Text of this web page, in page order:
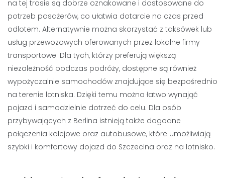
na tej trasie są dobrze oznakowane i dostosowane do
potrzeb pasażerów, co ułatwia dotarcie na czas przed
odlotem. Alternatywnie można skorzystać z taksówek lub
usług przewozowych oferowanych przez lokalne firmy
transportowe. Dla tych, którzy preferują większą
niezależność podczas podróży, dostępne są również
wypożyczalnie samochodów znajdujące się bezpośrednio
na terenie lotniska. Dzięki temu można łatwo wynająć
pojazd i samodzielnie dotrzeć do celu. Dla osób
przybywających z Berlina istnieją także dogodne
połączenia kolejowe oraz autobusowe, które umożliwiają
szybki i komfortowy dojazd do Szczecina oraz na lotnisko.